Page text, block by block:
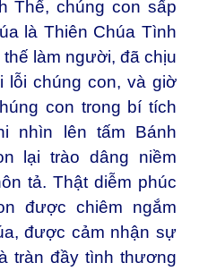
Thể, chúng con sấp
là Thiên Chúa Tình
làm người, đã chịu
lỗi chúng con, và giờ
con trong bí tích
nhìn lên tấm Bánh
lại trào dâng niềm
tả. Thật diễm phúc
được chiêm ngắm
được cảm nhận sự
tràn đầy tình thương